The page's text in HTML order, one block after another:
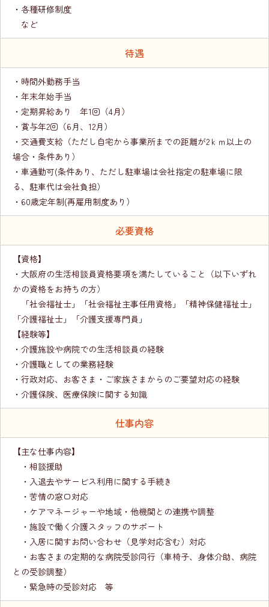
・各種研修制度
など
待遇
・時間外勤務手当
・年末年始手当
・定期昇給あり 年1回（4月）
・賞与年2回（6月、12月）
・交通費支給（ただし自宅から事業所までの距離が2ｋｍ以上の
場合・条件あり）
・車通勤可(条件あり、ただし駐車場は会社指定の駐車場に限
る、駐車代は会社負担）
・60歳定年制(再雇用制度あり）
必要資格
【資格】
・大阪府の生活相談員資格要項を満たしていること（以下いずれ
かの資格をお持ちの方）
「社会福祉士」「社会福祉主事任用資格」「精神保健福祉士」
「介護福祉士」「介護支援専門員」
【経験等】
・介護施設や病院での生活相談員の経験
・介護職としての業務経験
・行政対応、お客さま・ご家族さまからのご要望対応の経験
・介護保険、医療保険に関する知識
仕事内容
【主な仕事内容】
・相談援助
・入退去やサービス利用に関する手続き
・苦情の窓口対応
・ケアマネージャーや地域・他機関との連携や調整
・施設で働く介護スタッフのサポート
・入居に関すお問い合わせ（見学対応含む）対応
・お客さまの定期的な病院受診同行（車椅子、身体介助、病院
との受診調整）
・緊急時の受診対応 等